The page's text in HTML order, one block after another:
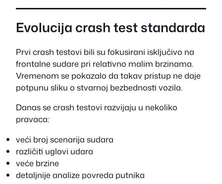
Evolucija crash test standarda
Prvi crash testovi bili su fokusirani isključivo na
frontalne sudare pri relativno malim brzinama.
Vremenom se pokazalo da takav pristup ne daje
potpunu sliku o stvarnoj bezbednosti vozila.
Danas se crash testovi razvijaju u nekoliko
pravaca:
veći broj scenarija sudara
različiti uglovi udara
veće brzine
detaljnije analize povreda putnika